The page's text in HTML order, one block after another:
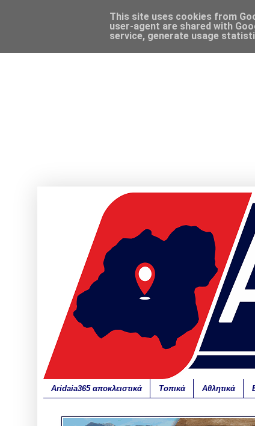
Aridaia365 αποκλειστικά Τοπικά Αθλητικά
This site uses cookies from
user-agent are shared with
service, generate usage